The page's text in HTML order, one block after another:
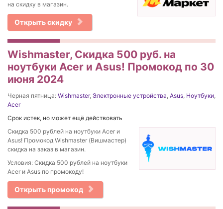
на скидку в магазин.
Открыть скидку
Wishmaster, Скидка 500 руб. на
ноутбуки Acer и Asus! Промокод по 30
июня 2024
Черная пятница: Wishmaster, Электронные устройства, Asus, Ноутбуки,
Acer
Срок истек, но может ещё действовать
Скидка 500 рублей на ноутбуки Acer и
Asus! Промокод Wishmaster (Вишмастер)
скидка на заказ в магазин.
Условия: Скидка 500 рублей на ноутбуки
Acer и Asus по промокоду!
Открыть промокод